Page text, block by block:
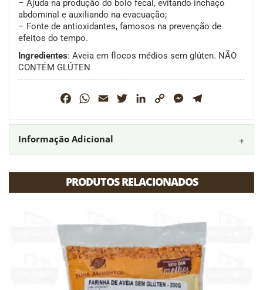
– Ajuda na produção do bolo fecal, evitando inchaço
abdominal e auxiliando na evacuação;
– Fonte de antioxidantes, famosos na prevenção de
efeitos do tempo.
Ingredientes: Aveia em flocos médios sem glúten. NÃO
CONTÉM GLÚTEN
FacebookWhatsApp
Email TwitterLinkedIn
Copy
Messenger
Informação Adicional
PRODUTOS RELACIONADOS